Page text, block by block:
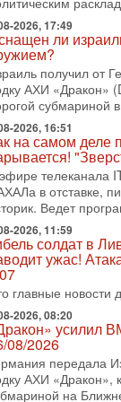
2026, 08:42
отменил
08/2026
США
Тегерана
2026, 17:50
голос»
взлет
2026, 17:00
закрытых
Трамп и
визит
в США и
больше
07-2026, 15:18
готовит
эскалации,
телеканала
2026, 17:49
ли
получил от
АХИ «Дракон»
субмариной
2026, 16:51
на самом деле
телеканала
в отставке,
Ведет
2026, 11:59
солдат в
ужас!
главные новости
2026, 08:20
усилил
08/2026
передала
АХИ «Дракон»,
на